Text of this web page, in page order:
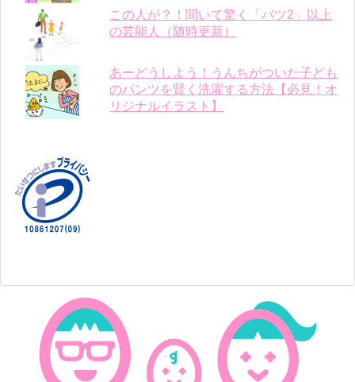
この人が？！聞いて驚く「バツ2」以上
の芸能人（随時更新）
あーどうしよう！うんちがついた子ども
のパンツを賢く洗濯する方法【必見！オ
リジナルイラスト】